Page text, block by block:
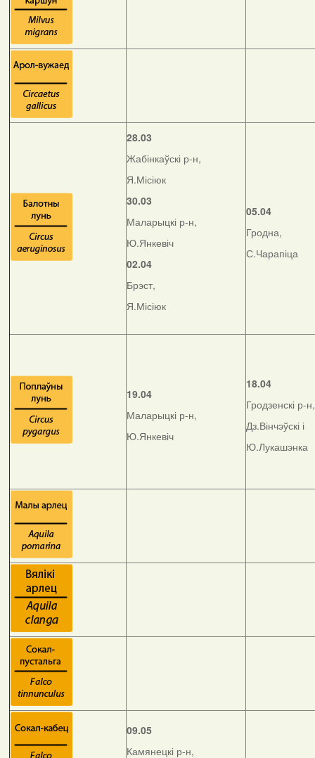
28.03
Жабінкаўскі р-н,
Я.Місіюк
30.03
Маларыцкі р-н,
Ю.Янкевіч
02.04
Брэст,
Я.Місіюк
05.04
Гродна,
С.Чарапіца
19.04
Маларыцкі р-н,
Ю.Янкевіч
18.04
Гродзенскі р-н,
Дз.Вінчэўскі і
Ю.Лукашэнка
09.05
Камянецкі р-н,